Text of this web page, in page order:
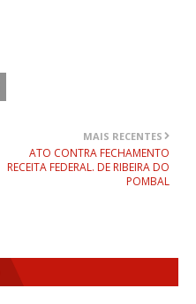
MAIS RECENTES
ATO CONTRA FECHAMENTO
RECEITA FEDERAL. DE RIBEIRA DO
POMBAL